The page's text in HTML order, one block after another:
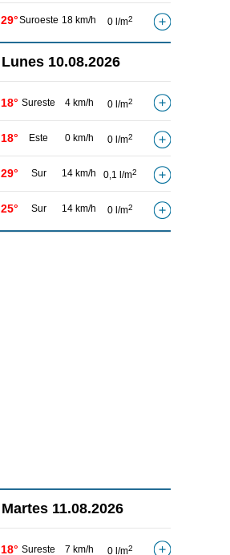
29°Suroeste 18 km/h 0 l/m2
Lunes 10.08.2026
18° Sureste 4 km/h 0 l/m2
18° Este 0 km/h 0 l/m2
29° Sur 14 km/h 0,1 l/m2
25° Sur 14 km/h 0 l/m2
Martes 11.08.2026
18° Sureste 7 km/h 0 l/m2